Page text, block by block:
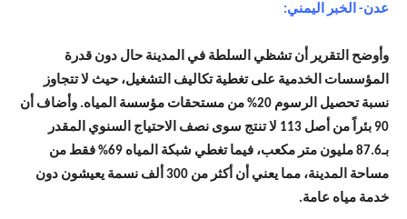
عدن- الخبر اليمني:
وأوضح التقرير أن تشظي السلطة في المدينة حال دون قدرة
المؤسسات الخدمية على تغطية تكاليف التشغيل، حيث لا تتجاوز
نسبة تحصيل الرسوم 20% من مستحقات مؤسسة المياه. وأضاف أن
90 بئراً من أصل 113 لا تنتج سوى نصف الاحتياج السنوي المقدر
بـ87.6 مليون متر مكعب، فيما تغطي شبكة المياه 69% فقط من
مساحة المدينة، مما يعني أن أكثر من 300 ألف نسمة يعيشون دون
خدمة مياه عامة.